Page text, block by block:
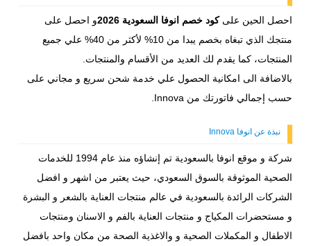
احصل الحين علىكود خصم انوفا السعودية 2026
و احصل على
منتجك الذي تبغاه بخصم يبدا من 10% لأكثر من 40% علي جميع
المنتجات، كما يقدم لك العديد من الأقسام والمنتجات.
بالاضافة الى امكانية الحصول علي خدمة شحن سريع و مجاني على
حسب إجمالي فاتورتك من Innova.
نبذة عن انوفا Innova
شركة و موقع انوفا بالسعودية تم إنشاؤه منذ عام 1994 للخدمات
الصحية الموثوقة بالسوق السعودي، حيث يعتبر من اشهر و افضل
الشركات الرائدة بالسعودية في عالم منتجات العناية بالشعر و البشرة
و مستحضرات المكياج و منتجات العناية بالفم و الاسنان ومنتجات
الاطفال و المكملات الصحية و والاغذية الصحة من مكان واحد بافضل